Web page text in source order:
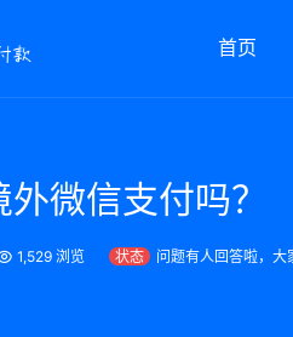
首页
微信支付吗？
1,529 浏览 状态 问题有人回答啦，大